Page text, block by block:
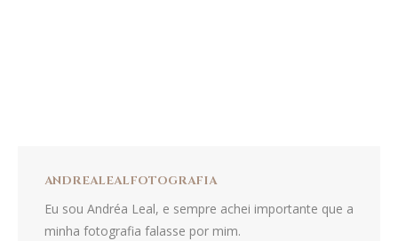
ANDREALEALFOTOGRAFIA
Eu sou Andréa Leal, e sempre achei importante que a
minha fotografia falasse por mim.